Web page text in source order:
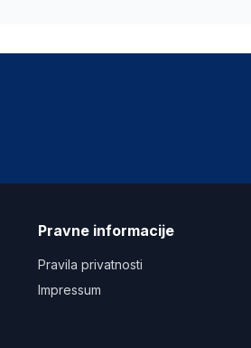
Pravne informacije
Pravila privatnosti
Impressum